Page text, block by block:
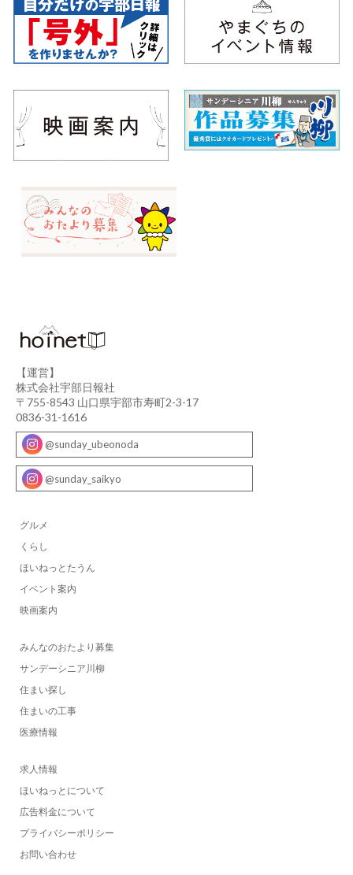
【運営】
株式会社宇部日報社
〒755-8543 山口県宇部市寿町2-3-17
0836-31-1616
@sunday_ubeonoda
@sunday_saikyo
グルメ
くらし
ほいねっとたうん
イベント案内
映画案内
みんなのおたより募集
サンデーシニア川柳
住まい探し
住まいの工事
医療情報
求人情報
ほいねっとについて
広告料金について
プライバシーポリシー
お問い合わせ